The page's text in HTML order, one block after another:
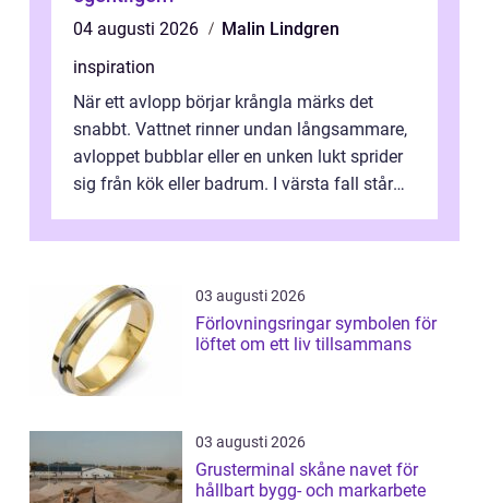
04 augusti 2026
Malin Lindgren
inspiration
När ett avlopp börjar krångla märks det
snabbt. Vattnet rinner undan långsammare,
avloppet bubblar eller en unken lukt sprider
sig från kök eller badrum. I värsta fall står
03 augusti 2026
Förlovningsringar symbolen för
löftet om ett liv tillsammans
03 augusti 2026
Grusterminal skåne navet för
hållbart bygg- och markarbete